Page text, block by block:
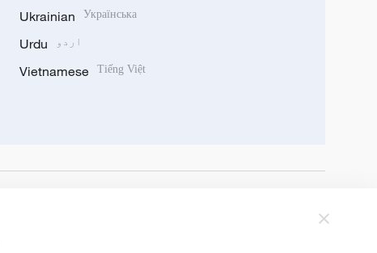
Ukrainian Українська
Urdu اردو
Vietnamese Tiếng Việt